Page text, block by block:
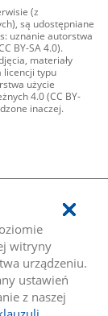
witryny
urządzeniu.
ustawień
z naszej
(z
są udostępniane
uznanie autorstwa
BY-SA 4.0).
materiały
licencji typu
użycie
4.0 (CC BY-
inaczej.